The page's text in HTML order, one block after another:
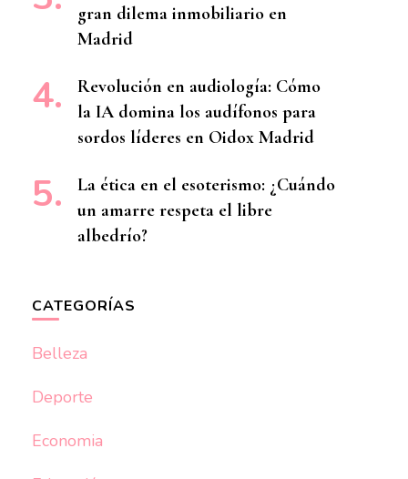
gran dilema inmobiliario en
Madrid
Revolución en audiología: Cómo
la IA domina los audífonos para
sordos líderes en Oidox Madrid
La ética en el esoterismo: ¿Cuándo
un amarre respeta el libre
albedrío?
CATEGORÍAS
Belleza
Deporte
Economia